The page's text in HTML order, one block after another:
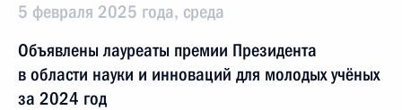
5 февраля 2025 года, среда
Объявлены лауреаты премии Президента
в области науки и инноваций для молодых учёных
за 2024 год